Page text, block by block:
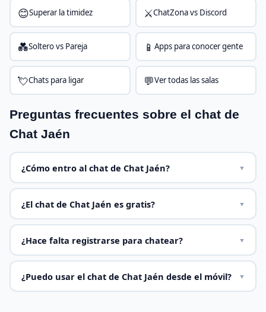
😊Superar la timidez ⚔️ChatZona vs Discord
💑Soltero vs Pareja 📱 Apps para conocer gente
💘Chats para ligar 💬Ver todas las salas
Preguntas frecuentes sobre el chat de
Chat Jaén
¿Cómo entro al chat de Chat Jaén? ▼
¿El chat de Chat Jaén es gratis? ▼
¿Hace falta registrarse para chatear? ▼
¿Puedo usar el chat de Chat Jaén desde el móvil? ▼